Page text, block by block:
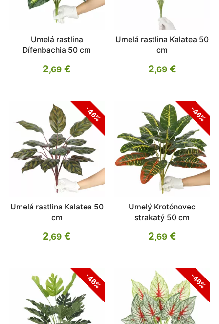
Umelá rastlina
Dífenbachia 50 cm
2,69 €
Umelá rastlina Kalatea 50
cm
2,69€
-46%
Umelá rastlina Kalatea 50
cm
2,69 €
-46%
Umelý Krotónovec
strakatý 50 cm
2,69€
-46% -46%